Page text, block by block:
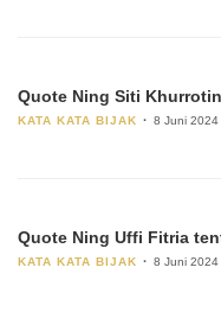
Quote Ning Siti
KATA KATA BIJAK 8 Juni 2024
Quote Ning Uffi Fitria
KATA KATA BIJAK 8 Juni 2024